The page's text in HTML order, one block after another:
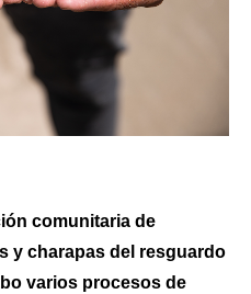
comunitaria de
y charapas del resguardo
varios procesos de